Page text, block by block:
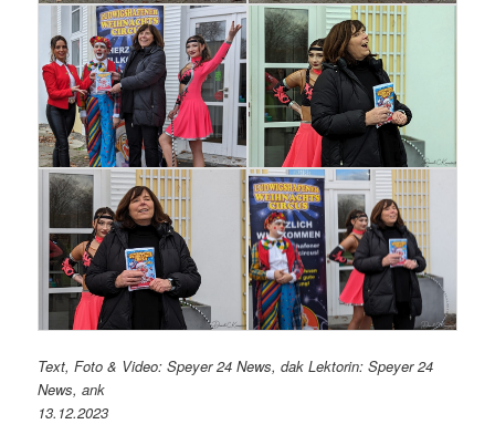
Text, Foto & Video: Speyer 24 News, dak Lektorin: Speyer 24
News, ank
13.12.2023